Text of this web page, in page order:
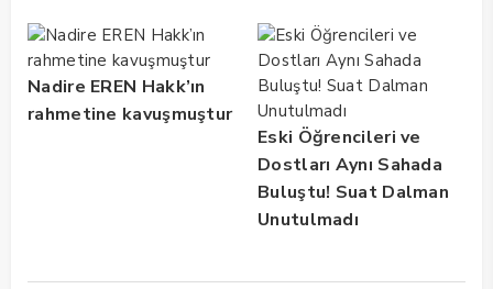
Nadire EREN Hakk’ın
rahmetine kavuşmuştur
Eski Öğrencileri ve
Dostları Aynı Sahada
Buluştu! Suat Dalman
Unutulmadı